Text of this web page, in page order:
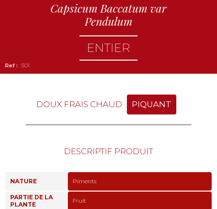
501
Capsicum Baccatum var
Pendulum
ENTIER
DOUX FRAIS CHAUD PIQUANT
DESCRIPTIF PRODUIT
NATURE Piments
PARTIE DE LA
PLANTE
Fruit